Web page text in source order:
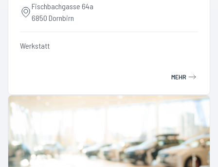
Fischbachgasse 64a
6850 Dornbirn
Werkstatt
MEHR